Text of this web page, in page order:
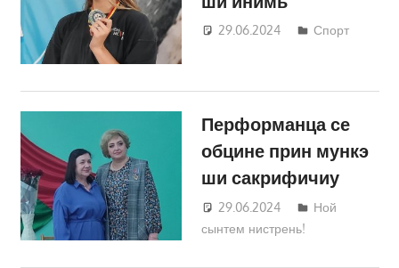
29.06.2024
Татьяна
Спорт
Перформанца се
обцине прин мункэ
ши сакрифичиу
29.06.2024
Татьяна
Трифонова
Ной
сынтем нистрень!